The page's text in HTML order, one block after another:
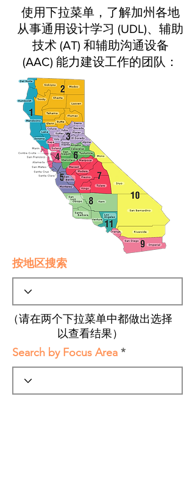
使用下拉菜单，了解加州各地
从事通用设计学习 (UDL)、辅助
技术 (AT) 和辅助沟通设备
(AAC) 能力建设工作的团队：
按地区搜索
（请在两个下拉菜单中都做出选择
以查看结果）
Search by Focus Area